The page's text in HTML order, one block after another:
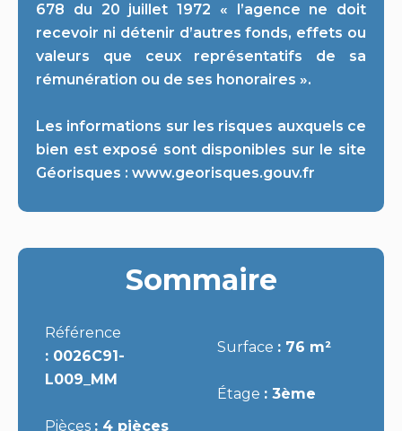
678 du 20 juillet 1972 « l’agence ne doit
recevoir ni détenir d’autres fonds, effets ou
valeurs que ceux représentatifs de sa
rémunération ou de ses honoraires ».
Les informations sur les risques auxquels ce
bien est exposé sont disponibles sur le site
Géorisques : www.georisques.gouv.fr
Sommaire
Référence
0026C91-
L009_MM
Pièces 4 pièces
Surface 76 m²
Étage 3ème